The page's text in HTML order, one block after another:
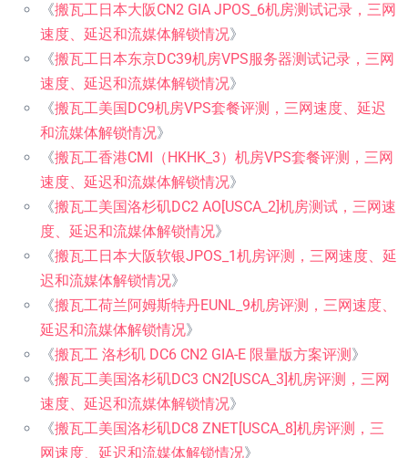
《搬瓦工日本大阪CN2 GIA JPOS_6机房测试记录，三网
速度、延迟和流媒体解锁情况》
《搬瓦工日本东京DC39机房VPS服务器测试记录，三网
速度、延迟和流媒体解锁情况》
《搬瓦工美国DC9机房VPS套餐评测，三网速度、延迟
和流媒体解锁情况》
《搬瓦工香港CMI（HKHK_3）机房VPS套餐评测，三网
速度、延迟和流媒体解锁情况》
《搬瓦工美国洛杉矶DC2 AO[USCA_2]机房测试，三网速
度、延迟和流媒体解锁情况》
《搬瓦工日本大阪软银JPOS_1机房评测，三网速度、延
迟和流媒体解锁情况》
《搬瓦工荷兰阿姆斯特丹EUNL_9机房评测，三网速度、
延迟和流媒体解锁情况》
《搬瓦工 洛杉矶 DC6 CN2 GIA-E 限量版方案评测 》
《搬瓦工美国洛杉矶DC3 CN2[USCA_3]机房评测，三网
速度、延迟和流媒体解锁情况》
《搬瓦工美国洛杉矶DC8 ZNET[USCA_8]机房评测，三
网速度、延迟和流媒体解锁情况》